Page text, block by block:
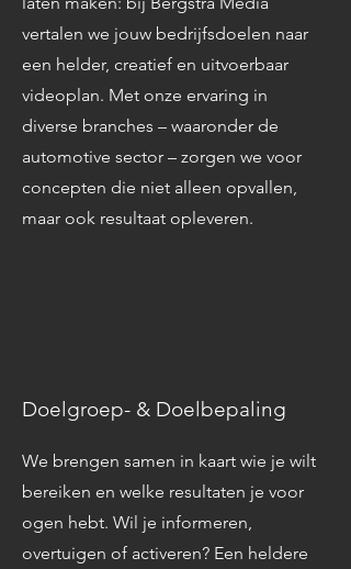
vertalen we jouw bedrijfsdoelen naar
een helder, creatief en uitvoerbaar
videoplan. Met onze ervaring in
diverse branches – waaronder de
automotive sector – zorgen we voor
concepten die niet alleen opvallen,
maar ook resultaat opleveren.
Doelgroep- & Doelbepaling
We brengen samen in kaart wie je wilt
bereiken en welke resultaten je voor
ogen hebt. Wil je informeren,
overtuigen of activeren? Een heldere